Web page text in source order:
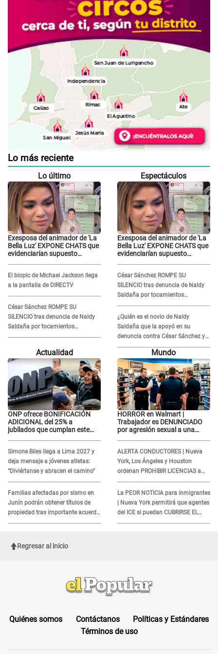
Lo más reciente
Lo último
Exesposa del animador de 'La
Bella Luz' EXPONE CHATS que
evidenciarían supuesto
pareja
El biopic de Michael Jackson llega
a la pantalla de DIRECTV
César Sánchez ROMPE SU
SILENCIO tras denuncia de Naldy
Saldaña por tocamientos
indebidos: "Pido respetar la
Espectáculos
Exesposa del animador de 'La
Bella Luz' EXPONE CHATS que
evidenciarían supuesto
pareja
César Sánchez ROMPE SU
SILENCIO tras denuncia de Naldy
Saldaña por tocamientos
indebidos: "Pido respetar la
presunción de inocencia"
¿Quién es el novio de Naldy
Saldaña que la apoyó en su
denuncia contra César Sánchez y
confrontó al dueño de 'La Bella
Actualidad
ONP ofrece BONIFICACIÓN
ADICIONAL del 25% a
jubilados que cumplan este
Simone Biles llega a Lima 2027 y
deja mensaje a jóvenes atletas:
“Diviértanse y abracen el camino”
Familias afectadas por sismo en
Junín podrán obtener títulos de
propiedad tras importante acuerdo
de Cofopri
Mundo
HORROR en Walmart |
Trabajador es DENUNCIADO
por agresión sexual a una
ALERTA CONDUCTORES | Nueva
York, Los Ángeles y Houston
ordenan PROHIBIR LICENCIAS a
quienes no presenten ESTE
DOCUMENTO
La PEOR NOTICIA para inmigrantes
| Nueva York permitirá que agentes
del ICE si puedan CUBRIRSE EL
ROSTRO
Regresar al inicio
Quiénes somos Contáctanos
Políticas y Estándares
Términos de uso